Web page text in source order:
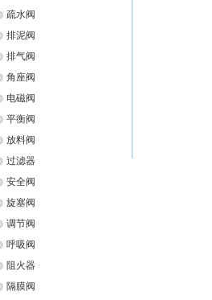
疏水阀
排泥阀
排气阀
角座阀
电磁阀
平衡阀
放料阀
过滤器
安全阀
旋塞阀
调节阀
呼吸阀
阻火器
隔膜阀